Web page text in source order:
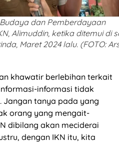
dan Pemberdayaan
Alimuddin, ketika ditemui di
Maret 2024 lalu. (FOTO:
khawatir berlebihan terkait
informasi tidak
Jangan tanya pada yang
orang yang mengait-
dibilang akan meciderai
dengan IKN itu, kita